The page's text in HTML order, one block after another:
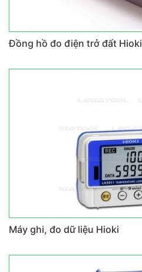
Đồng hồ đo điện trở đất Hioki
Máy ghi, đo dữ liệu Hioki